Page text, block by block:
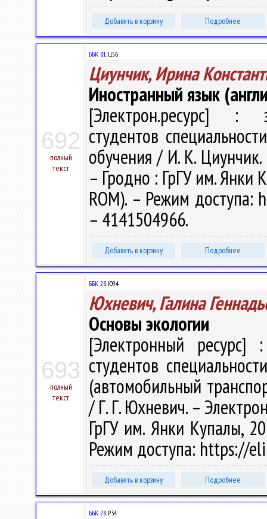
Добавить в корзину Подробнее
692
полный
текст
ББК 81.Ц56
Циунчик, Ирина
Иностранный язык
[Электрон.ресурс] :
студентов
обучения / И. К.
– Гродно : ГрГУ им. Янки
ROM). – Режим доступа:
– 4141504966.
Добавить в корзину Подробнее
693
полный
текст
ББК 28.Ю94
Юхневич, Галина
Основы экологии
[Электронный ресурс]
студентов
(автомобильный
/ Г. Г. Юхневич. –
ГрГУ им. Янки Купалы,
Режим доступа: https://
Добавить в корзину Подробнее
ББК 28.Р34